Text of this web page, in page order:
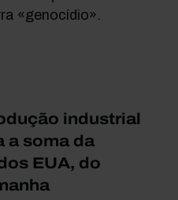
«genocídio».
industrial
a soma da
EUA, do